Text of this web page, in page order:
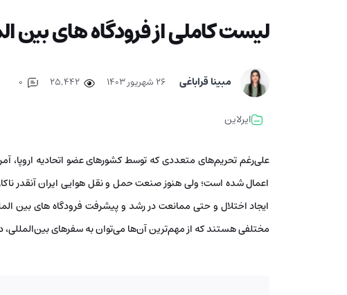
لیست کاملی از فرودگاه های بین
مبینا قراباغی ۲۶ شهریور ۱۴۰۳ 25,442
ایرلاین
علی‌رغم تحریم‌های متعددی که توسط کشورهای عضو اتحادیه اروپا،
اعمال شده است؛ ولی هنوز صنعت حمل و نقل هوایی ایران آنقدر
ایجاد اختلال و حتی ممانعت در رشد و پیشرفت فرودگاه های بین
مختلفی هستند که از مهم‌ترین آن‌ها می‌توان به سفرهای بین‌المللی،